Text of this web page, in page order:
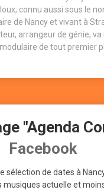
connu aussi sous le
de Nancy et vivant à
arrangeur de génie,
de tout premier
"Agenda
Facebook
sélection de dates à
musiques actuelle et